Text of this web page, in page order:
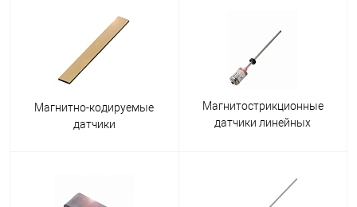
Магнитно-кодируемые
датчики
Магнитострикционные
датчики линейных